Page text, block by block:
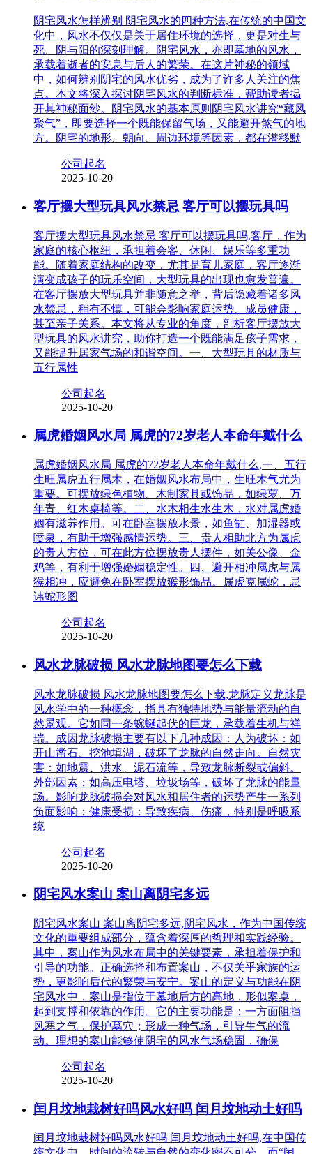
阴宅风水怎样辨别 阴宅风水的四种方法,在传统的中国文
化中，风水不仅仅是关于居住环境的选择，更是对生与
死、阴与阳的深刻理解。阴宅风水，亦即墓地的风水，
承载着逝者的安息与后人的繁荣。在这片神秘的领域
中，如何辨别阴宅的风水优劣，成为了许多人关注的焦
点。本文将深入探讨阴宅风水的判断标准，帮助读者揭
开其神秘面纱。阴宅风水的基本原则阴宅风水讲究“藏风
聚气”，即要选择一个既能保留气场，又能避开煞气的地
方。阴宅的地形、朝向、周边环境等因素，都在潜移默
公司起名
2025-10-20
客厅摆大型玩具风水禁忌 客厅可以摆玩具吗
客厅摆大型玩具风水禁忌 客厅可以摆玩具吗,客厅，作为
家庭的核心枢纽，承担着会客、休闲、娱乐等多重功
能。随着家庭结构的改变，尤其是育儿家庭，客厅逐渐
演变成孩子的玩乐空间，大型玩具的出现也愈发普遍。
在客厅摆放大型玩具并非随意之举，背后隐藏着诸多风
水禁忌，稍有不慎，可能会影响家庭运势、成员健康，
甚至亲子关系。本文将从专业的角度，剖析客厅摆放大
型玩具的风水讲究，助你打造一个既能满足孩子需求，
又能提升居家气场的和谐空间。一、大型玩具的材质与
五行属性
公司起名
2025-10-20
属虎婚姻风水局 属虎的72岁老人本命年戴什么
属虎婚姻风水局 属虎的72岁老人本命年戴什么,一、五行
生旺属虎五行属木，在婚姻风水布局中，生旺木气尤为
重要。可摆放绿色植物、木制家具或饰品，如绿萝、万
年青、红木桌椅等。二、水木相生水生木，水对属虎婚
姻有滋养作用。可在卧室摆放水景，如鱼缸、加湿器或
喷泉，有助于增强感情运势。三、贵人相助北方为属虎
的贵人方位，可在此方位摆放贵人摆件，如关公像、金
鸡等，有利于增强婚姻稳定性。四、避开相冲属虎与属
猴相冲，应避免在卧室摆放猴形饰品。属虎克属蛇，忌
讳蛇形图
公司起名
2025-10-20
风水龙脉破损 风水龙脉地图要怎么下载
风水龙脉破损 风水龙脉地图要怎么下载,龙脉定义龙脉是
风水学中的一种概念，指具有独特地势与能量流动的自
然景观。它如同一条蜿蜒起伏的巨龙，承载着生机与祥
瑞。成因龙脉破损主要有以下几种成因：人为破坏：如
开山凿石、挖池填湖，破坏了龙脉的自然走向。自然灾
害：如地震、洪水、泥石流等，导致龙脉断裂或偏斜。
外部因素：如高压电塔、垃圾场等，破坏了龙脉的能量
场。影响龙脉破损会对风水和居住者的运势产生一系列
负面影响：健康受损：导致疾病、伤痛，特别是呼吸系
统
公司起名
2025-10-20
阴宅风水案山 案山离阴宅多远
阴宅风水案山 案山离阴宅多远,阴宅风水，作为中国传统
文化的重要组成部分，蕴含着深厚的哲理和实践经验。
其中，案山作为风水布局中的关键要素，承担着保护和
引导的功能。正确选择和布置案山，不仅关乎家族的运
势，更影响后代的繁荣与安宁。案山的定义与功能在阴
宅风水中，案山是指位于墓地后方的高地，形似案桌，
起到支撑和依靠的作用。它的主要功能是：一方面阻挡
风寒之气，保护墓穴；形成一种气场，引导生气的流
动。理想的案山能够使阴宅的风水气场稳固，确保
公司起名
2025-10-20
闰月坟地栽树好吗风水好吗 闰月坟地动土好吗
闰月坟地栽树好吗风水好吗 闰月坟地动土好吗,在中国传